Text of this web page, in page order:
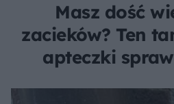
Masz dość
zacieków? Ten
apteczki